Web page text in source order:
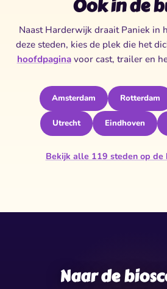
Ook in de
Naast Harderwijk draait Paniek in
deze steden, kies de plek die het
hoofdpaginavoor cast, trailer en
Amsterdam Rotterdam
Utrecht Eindhoven
Bekijk alle 119 steden op
Naar de